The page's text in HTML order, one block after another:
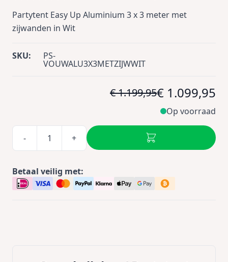
Partytent Easy Up Aluminium 3 x 3 meter met
zijwanden in Wit
SKU: PS-
VOUWALU3X3METZIJWWIT
€ 1.199,95€ 1.099,95
Op voorraad
- +
Betaal veilig met: